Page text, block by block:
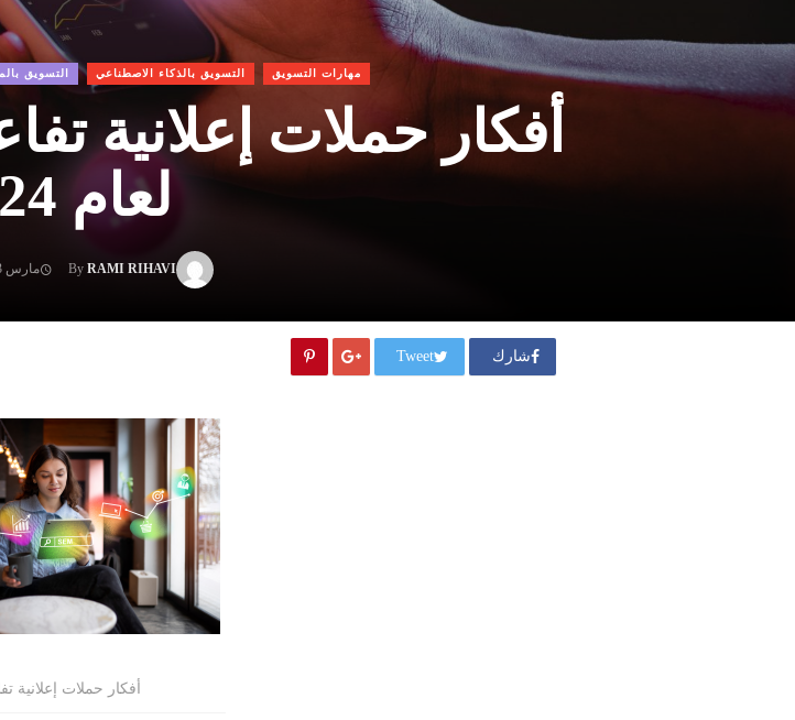
مهارات التسويق التسويق بالذكاء الاصطناعي التسويق
أفكار حملات إعلانية
لعام 2024
By RAMI RIHAVI مارس 13, 2024
شارك Tweet
أفكار حملات إعلانية